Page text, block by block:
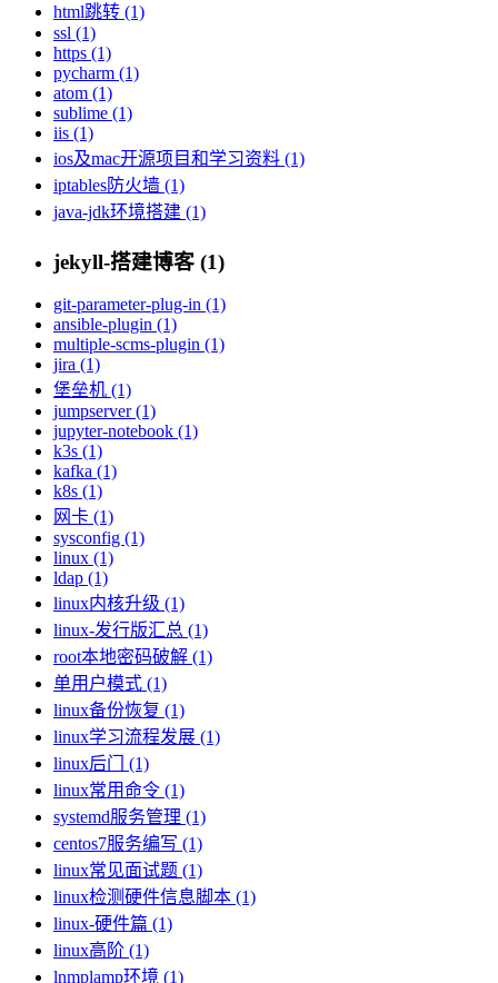
html跳转 (1)
ssl (1)
https (1)
pycharm (1)
atom (1)
sublime (1)
iis (1)
ios及mac开源项目和学习资料 (1)
iptables防火墙 (1)
java-jdk环境搭建 (1)
jekyll-搭建博客 (1)
git-parameter-plug-in (1)
ansible-plugin (1)
multiple-scms-plugin (1)
jira (1)
堡垒机 (1)
jumpserver (1)
jupyter-notebook (1)
k3s (1)
kafka (1)
k8s (1)
网卡 (1)
sysconfig (1)
linux (1)
ldap (1)
linux内核升级 (1)
linux-发行版汇总 (1)
root本地密码破解 (1)
单用户模式 (1)
linux备份恢复 (1)
linux学习流程发展 (1)
linux后门 (1)
linux常用命令 (1)
systemd服务管理 (1)
centos7服务编写 (1)
linux常见面试题 (1)
linux检测硬件信息脚本 (1)
linux-硬件篇 (1)
linux高阶 (1)
lnmplamp环境 (1)